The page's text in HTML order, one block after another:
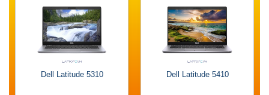
Dell Latitude 5310 Dell Latitude 5410